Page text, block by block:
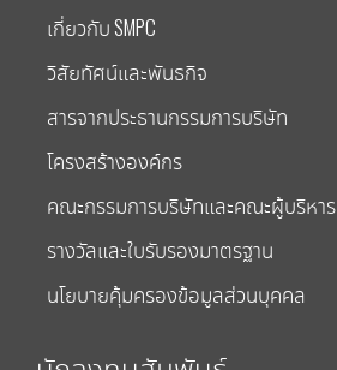
เกี่ยวกับ SMPC
วิสัยทัศน์และพันธกิจ
สารจากประธานกรรมการบริษัท
โครงสร้างองค์กร
คณะกรรมการบริษัทและคณะผู้บริหาร
รางวัลและใบรับรองมาตรฐาน
นโยบายคุ้มครองข้อมูลส่วนบุคคล